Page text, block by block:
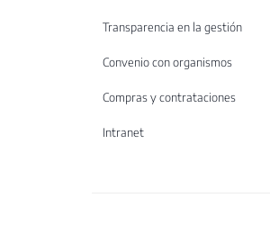
Transparencia en la gestión
Convenio con organismos
Compras y contrataciones
Intranet